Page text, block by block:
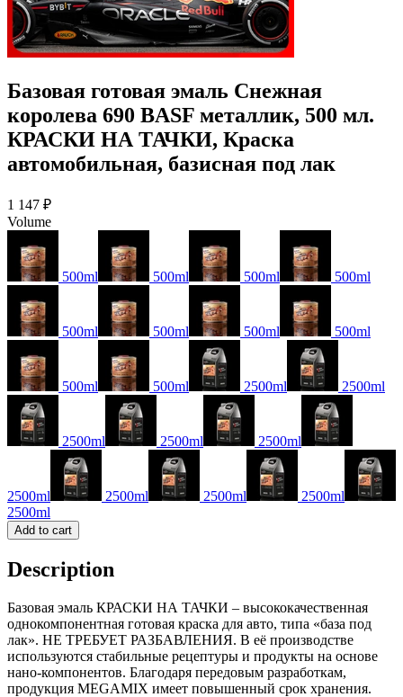
Базовая готовая эмаль Снежная
королева 690 BASF металлик, 500 мл.
КРАСКИ НА ТАЧКИ, Краска
автомобильная, базисная под лак
1 147 ₽
Volume
500ml 500ml 500ml 500ml
500ml 500ml 500ml 500ml
500ml 500ml 2500ml 2500ml
2500ml 2500ml 2500ml
2500ml 2500ml 2500ml
2500ml
2500ml
Add to cart
Description
Базовая эмаль КРАСКИ НА ТАЧКИ – высококачественная
однокомпонентная готовая краска для авто, типа «база под
лак». НЕ ТРЕБУЕТ РАЗБАВЛЕНИЯ. В её производстве
используются стабильные рецептуры и продукты на основе
нано-компонентов. Благодаря передовым разработкам,
продукция MEGAMIX имеет повышенный срок хранения.